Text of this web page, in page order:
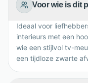
Voor wie is dit
Ideaal voor
interieurs met een
wie een stijlvol tv-
een tijdloze zwarte